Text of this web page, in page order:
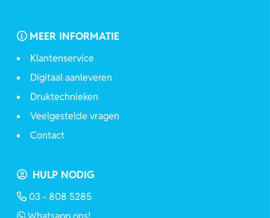
MEER INFORMATIE
Klantenservice
Digitaal aanleveren
Druktechnieken
Veelgestelde vragen
Contact
HULP NODIG
03 - 808 5285